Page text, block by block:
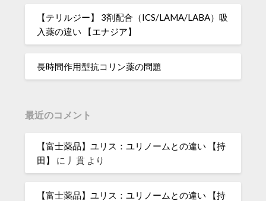
【テリルジー】 3剤配合（ICS/LAMA/LABA）吸
入薬の違い 【エナジア】
長時間作用型抗コリン薬の問題
最近のコメント
【富士薬品】ユリス：ユリノームとの違い 【持
田】
に 丿貫 より
【富士薬品】ユリス：ユリノームとの違い 【持